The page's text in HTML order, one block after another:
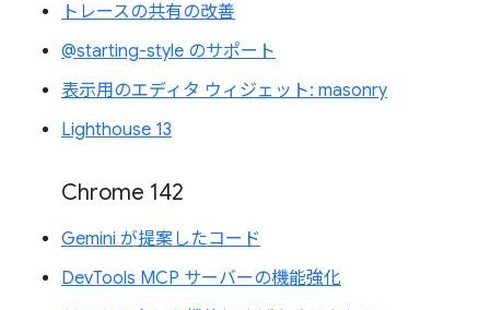
トレースの共有の改善
@starting-style のサポート
表示用のエディタ ウィジェット: masonry
Lighthouse 13
Chrome 142
Gemini が提案したコード
DevTools MCP サーバーの機能強化